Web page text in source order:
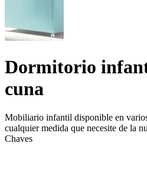
Dormitorio
cuna
Mobiliario infantil disponible en
cualquier medida que necesite de la
Chaves